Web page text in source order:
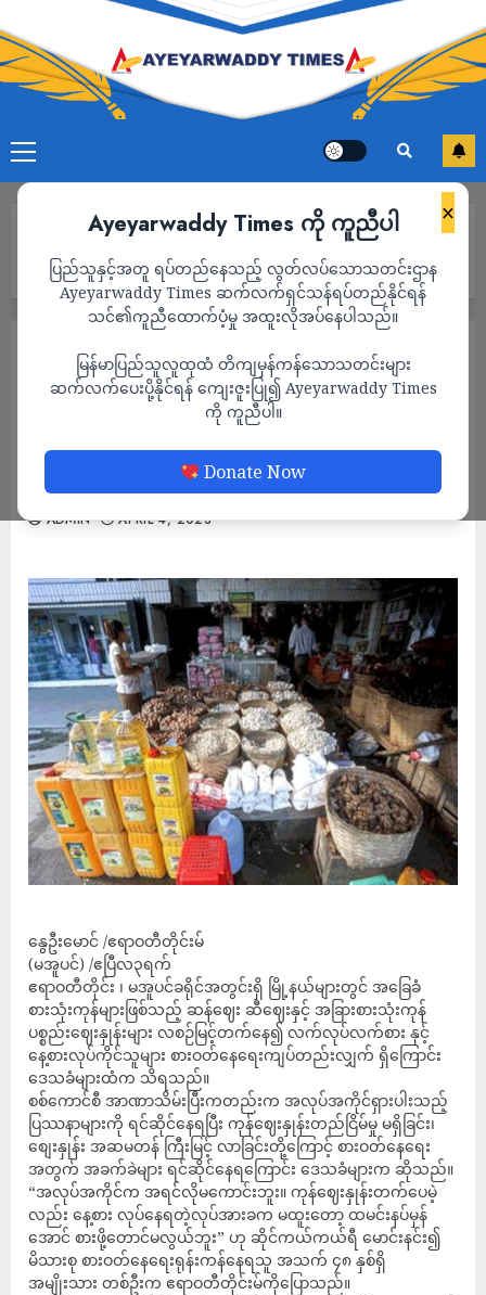
×
Ayeyarwaddy Times ကို ကူညီပါ
ပြည်သူနှင့်အတူ ရပ်တည်နေသည့် လွတ်လပ်သောသတင်းဌာန
Ayeyarwaddy Times ဆက်လက်ရှင်သန်ရပ်တည်နိုင်ရန်
သင်၏ကူညီထောက်ပံ့မှု အထူးလိုအပ်နေပါသည်။
မြန်မာပြည်သူလူထုထံ တိကျမှန်ကန်သောသတင်းများ
ဆက်လက်ပေးပို့နိုင်ရန် ကျေးဇူးပြု၍ Ayeyarwaddy Times
ကို ကူညီပါ။
Donate Now
တက်နေမှုကြောင့် လက်လုပ် လက်စားများ စားဝတ်နေရေးကျပ်တည်း
ဧရာဝတီတိုင်းတွင် အခြေခံစားသုံးကုန်စျေးနှုန်း
များ လစဉ်အလိုက် မြင့်တက်နေမှုကြောင့်
လက်လုပ် လက်စားများ စားဝတ်နေရေး
ကျပ်တည်း
ADMIN APRIL 4, 2023
နွေဦးမောင် /ဧရာဝတီတိုင်းမ်
(မအူပင်) /ဧပြီလ၃ရက်
ဧရာဝတီတိုင်း ၊ မအူပင်ခရိုင်အတွင်းရှိ မြို့နယ်များတွင် အခြေခံ
စားသုံးကုန်များဖြစ်သည့် ဆန်ဈေး ဆီဈေးနှင့် အခြားစားသုံးကုန်
ပစ္စည်းဈေးနှုန်းများ လစဉ်မြင့်တက်နေ၍ လက်လုပ်လက်စား နှင့်
နေ့စားလုပ်ကိုင်သူများ စားဝတ်နေရေးကျပ်တည်းလျှက် ရှိကြောင်း
ဒေသခံများထံက သိရသည်။
စစ်ကောင်စီ အာဏာသိမ်းပြီးကတည်းက အလုပ်အကိုင်ရှားပါးသည့်
ပြဿနာများကို ရင်ဆိုင်နေရပြီး ကုန်ဈေးနှုန်းတည်ငြိမ်မှု မရှိခြင်း၊
စျေးနှုန်း အဆမတန် ကြီးမြင့် လာခြင်းတို့ကြောင့် စားဝတ်နေရေး
အတွက် အခက်ခဲများ ရင်ဆိုင်နေရကြောင်း ဒေသခံများက ဆိုသည်။
“အလုပ်အကိုင်က အရင်လိုမကောင်းဘူး။ ကုန်ဈေးနှုန်းတက်ပေမဲ့
လည်း နေ့စား လုပ်နေရတဲ့လုပ်အားခက မထူးတော့ ထမင်းနပ်မှန်
အောင် စားဖို့တောင်မလွယ်ဘူး” ဟု ဆိုင်ကယ်ကယ်ရီ မောင်းနင်း၍
မိသားစု စားဝတ်နေရေးရုန်းကန်နေရသူ အသက် ၄၈ နှစ်ရှိ
အမျိုးသား တစ်ဦးက ဧရာဝတီတိုင်းမ်ကိုပြောသည်။